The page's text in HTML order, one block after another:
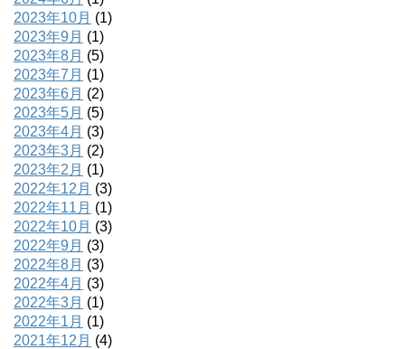
2023年10月 (1)
2023年9月 (1)
2023年8月 (5)
2023年7月 (1)
2023年6月 (2)
2023年5月 (5)
2023年4月 (3)
2023年3月 (2)
2023年2月 (1)
2022年12月 (3)
2022年11月 (1)
2022年10月 (3)
2022年9月 (3)
2022年8月 (3)
2022年4月 (3)
2022年3月 (1)
2022年1月 (1)
2021年12月 (4)